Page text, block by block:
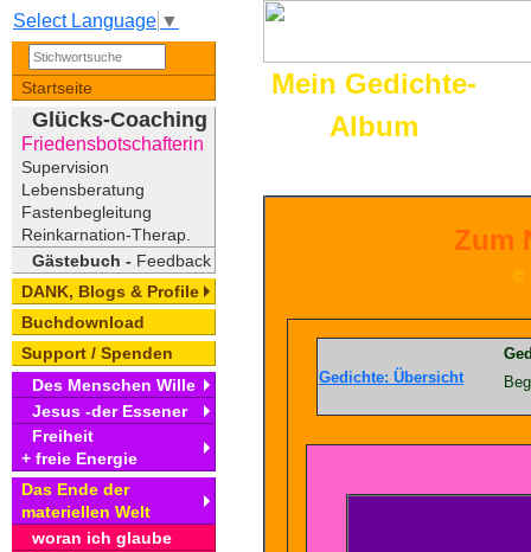
Select Language ▼
Startseite
Glücks-Coaching
Friedensbotschafterin
Supervision
Lebensberatung
Fastenbegleitung
Reinkarnation-Therap.
Gästebuch - Feedback
DANK, Blogs & Profile
Buchdownload
Support / Spenden
Des Menschen Wille
Jesus -der Essener
Freiheit
+ freie Energie
Das Ende der
materiellen Welt
woran ich glaube
Mein Gedichte-
Album
Zum
©
Ged ichte: Übersicht